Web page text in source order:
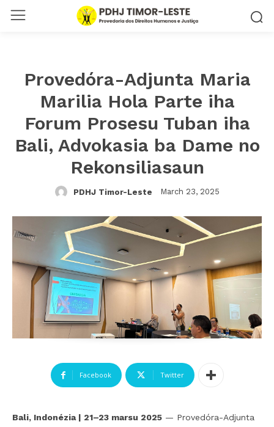
Provedóra-Adjunta Maria
Marilia Hola Parte iha
Forum Prosesu Tuban iha
Bali, Advokasia ba Dame no
Rekonsiliasaun
PDHJ Timor-Leste March 23, 2025
Facebook Twitter
Bali, Indonézia | 21–23 marsu 2025 — Provedóra-Adjunta